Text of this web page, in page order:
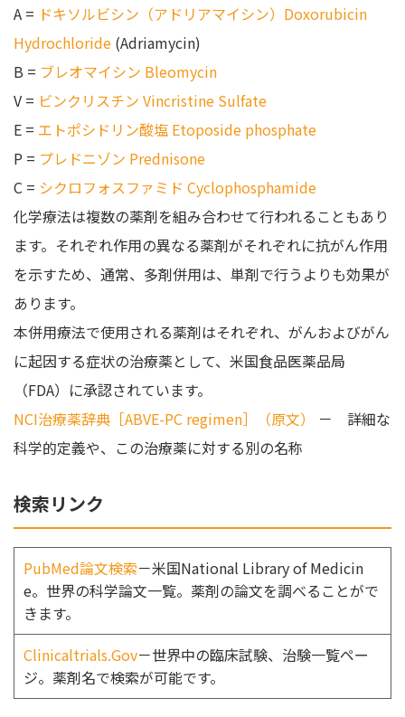
A = ドキソルビシン（アドリアマイシン） Doxorubicin
Hydrochloride (Adriamycin)
B = ブレオマイシン Bleomycin
V = ビンクリスチン Vincristine Sulfate
E = エトポシドリン酸塩 Etoposide phosphate
P = プレドニゾン Prednisone
C = シクロフォスファミド Cyclophosphamide
化学療法は複数の薬剤を組み合わせて行われることもあり
ます。それぞれ作用の異なる薬剤がそれぞれに抗がん作用
を示すため、通常、多剤併用は、単剤で行うよりも効果が
あります。
本併用療法で使用される薬剤はそれぞれ、がんおよびがん
に起因する症状の治療薬として、米国食品医薬品局
（FDA）に承認されています。
NCI治療薬辞典［ABVE-PC regimen］（原文） － 詳細な
科学的定義や、この治療薬に対する別の名称
検索リンク
PubMed論文検索－米国National Library of Medicin
e。世界の科学論文一覧。薬剤の論文を調べることがで
きます。
Clinicaltrials.Gov－世界中の臨床試験、治験一覧ペー
ジ。薬剤名で検索が可能です。